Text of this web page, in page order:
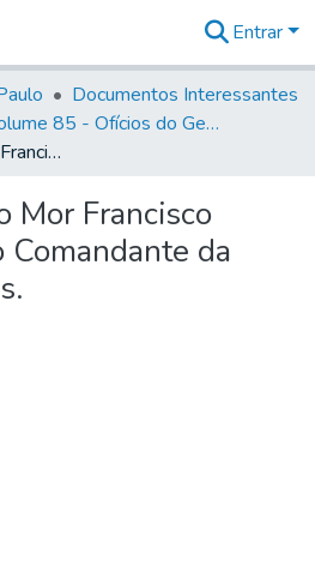
&
Coleções
Tudo na
Biblioteca
Estatísticas
Entrar
Documentos Interessantes
Volume 85 - Ofícios do General Francisco da Cunha Menezes (Governador da Capitania): 1782- 1786
Para o Sargento Mor Francisco Aranha Barreto Comandante da Praça de Santos.
Mor Francisco
da